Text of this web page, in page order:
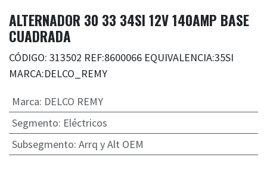
ALTERNADOR 30 33 34SI 12V 140AMP BASE
CUADRADA
CÓDIGO: 313502 REF:8600066 EQUIVALENCIA:35SI
MARCA:DELCO_REMY
Marca: DELCO REMY
Segmento: Eléctricos
Subsegmento: Arrq y Alt OEM